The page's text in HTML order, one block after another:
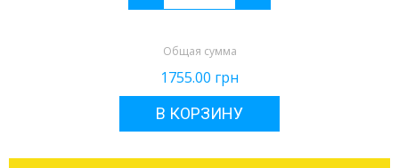
Общая сумма
1755.00 грн
В КОРЗИНУ